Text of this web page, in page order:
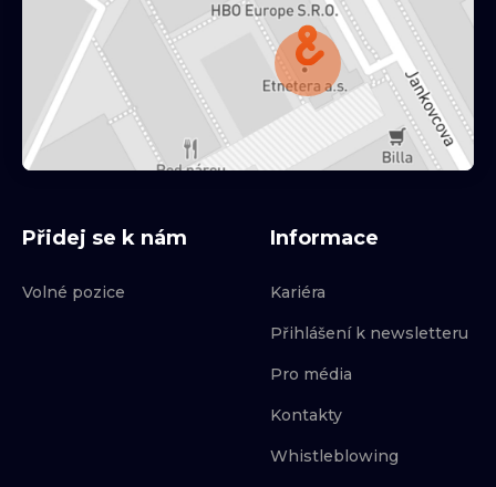
Přidej se k nám
Volné pozice
Informace
Kariéra
Přihlášení k newsletteru
Pro média
Kontakty
Whistleblowing